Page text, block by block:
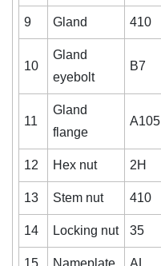
9 Gland 410
10
Gland
eyebolt
B7
11
Gland
flange
A105
12 Hex nut 2H
13 Stem nut 410
14 Locking nut 35
15 Nameplate AL